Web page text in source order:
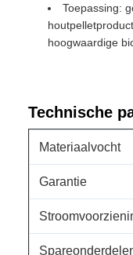
Toepassing:
hoogwaardige
Technische
Materiaalvocht
Garantie